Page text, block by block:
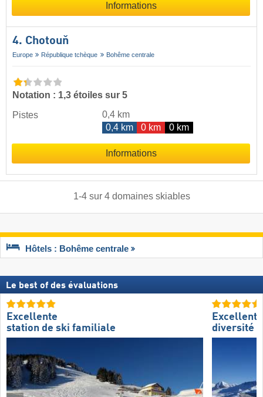
Informations
4. Chotouň
Europe République tchèque Bohême centrale
Notation : 1,3 étoiles sur 5
Pistes
0,4 km
0,4 km
0 km 0 km
Informations
1-4sur 4 domaines skiables
Hôtels : Bohême centrale
Le best of des évaluations
Excellente
station de ski familiale
Excellente
diversité